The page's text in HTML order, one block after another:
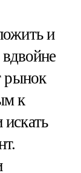
и
рынок
к